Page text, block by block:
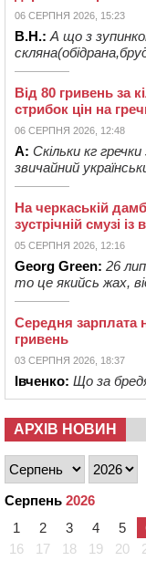
06 СЕРПНЯ 2026, 15:23
В.Н.: А що з
Від 80 гривень за
стрибок цін на
06 СЕРПНЯ 2026, 12:48
А: Скільки кг
звичайний
На черкаській
зустрічній смузі
05 СЕРПНЯ 2026, 12:16
Georg Green: 26
то це якийсь жах,
Середня зарплата
гривень
03 СЕРПНЯ 2026, 18:37
Івченко: Що за
АРХІВ НОВИН
Серпень 2026
1
2 3 4 5
16
17 18 19 20